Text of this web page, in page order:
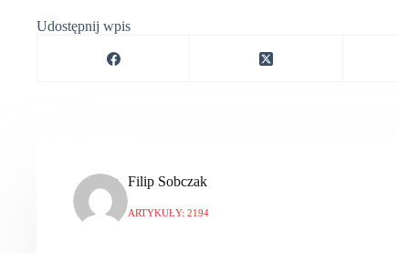
Udostępnij wpis
Filip Sobczak
ARTYKUŁY: 2194